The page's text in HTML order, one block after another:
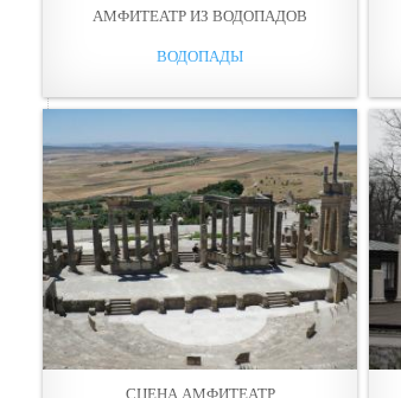
АМФИТЕАТР ИЗ ВОДОПАДОВ
ВОДОПАДЫ
СЦЕНА АМФИТЕАТР